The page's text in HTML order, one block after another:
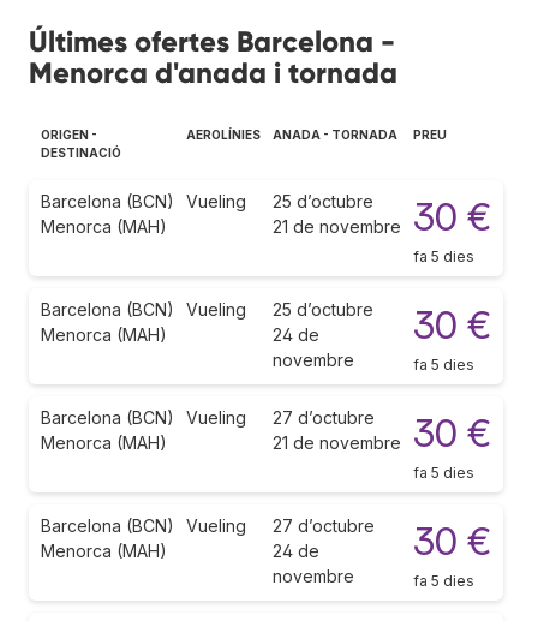
Últimes ofertes Barcelona -
Menorca d'anada i tornada
ORIGEN -
DESTINACIÓ
AEROLÍNIES ANADA - TORNADA PREU
Barcelona (BCN)
Menorca (MAH)
Vueling
25 d’octubre
21 de novembre
30 €
fa 5 dies
Barcelona (BCN)
Menorca (MAH)
Vueling
25 d’octubre
24 de
novembre
30 €
fa 5 dies
Barcelona (BCN)
Menorca (MAH)
Vueling
27 d’octubre
21 de novembre
30 €
fa 5 dies
Barcelona (BCN)
Menorca (MAH)
Vueling
27 d’octubre
24 de
novembre
30 €
fa 5 dies